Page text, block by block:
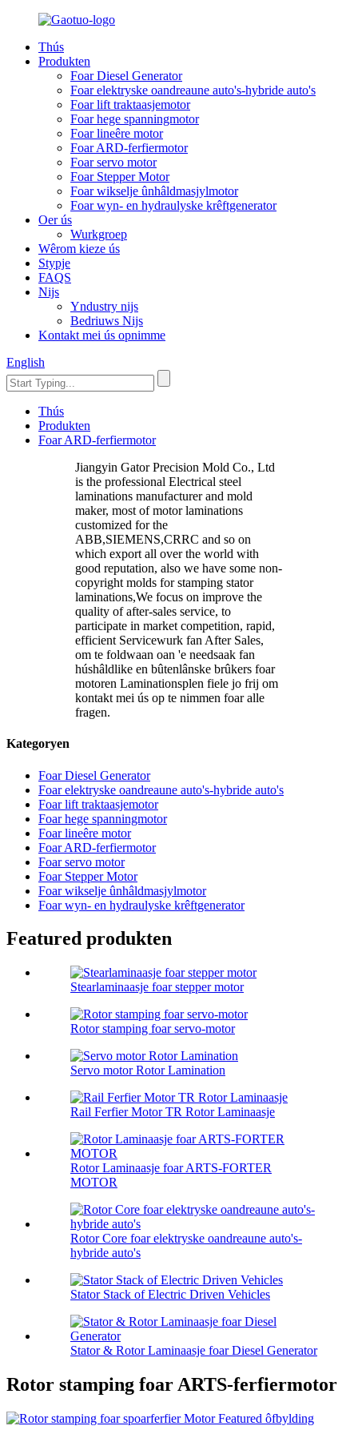
Thús
Produkten
Foar Diesel Generator
Foar elektryske oandreaune auto's-hybride auto's
Foar lift traktaasjemotor
Foar hege spanningmotor
Foar lineêre motor
Foar ARD-ferfiermotor
Foar servo motor
Foar Stepper Motor
Foar wikselje ûnhâldmasjylmotor
Foar wyn- en hydraulyske krêftgenerator
Oer ús
Wurkgroep
Wêrom kieze ús
Stypje
FAQS
Nijs
Yndustry nijs
Bedriuws Nijs
Kontakt mei ús opnimme
English
Thús
Produkten
Foar ARD-ferfiermotor
Jiangyin Gator Precision Mold Co., Ltd
is the professional Electrical steel
laminations manufacturer and mold
maker, most of motor laminations
customized for the
ABB,SIEMENS,CRRC and so on
which export all over the world with
good reputation, also we have some non-
copyright molds for stamping stator
laminations,We focus on improve the
quality of after-sales service, to
participate in market competition, rapid,
efficient Servicewurk fan After Sales,
om te foldwaan oan 'e needsaak fan
húshâldlike en bûtenlânske brûkers foar
motoren Laminationsplen fiele jo frij om
kontakt mei ús op te nimmen foar alle
fragen.
Kategoryen
Foar Diesel Generator
Foar elektryske oandreaune auto's-hybride auto's
Foar lift traktaasjemotor
Foar hege spanningmotor
Foar lineêre motor
Foar ARD-ferfiermotor
Foar servo motor
Foar Stepper Motor
Foar wikselje ûnhâldmasjylmotor
Foar wyn- en hydraulyske krêftgenerator
Featured produkten
Stearlaminaasje foar stepper motor
Rotor stamping foar servo-motor
Servo motor Rotor Lamination
Rail Ferfier Motor TR Rotor Laminaasje
Rotor Laminaasje foar ARTS-FORTER
MOTOR
Rotor Core foar elektryske oandreaune auto's-
hybride auto's
Stator Stack of Electric Driven Vehicles
Stator & Rotor Laminaasje foar Diesel Generator
Rotor stamping foar ARTS-ferfiermotor